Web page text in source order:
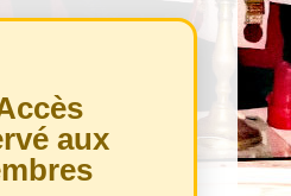
aux